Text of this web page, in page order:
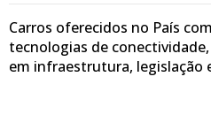
Carros oferecidos no País
tecnologias de
em infraestrutura, legislação